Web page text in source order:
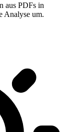
aus PDFs in
Analyse um.